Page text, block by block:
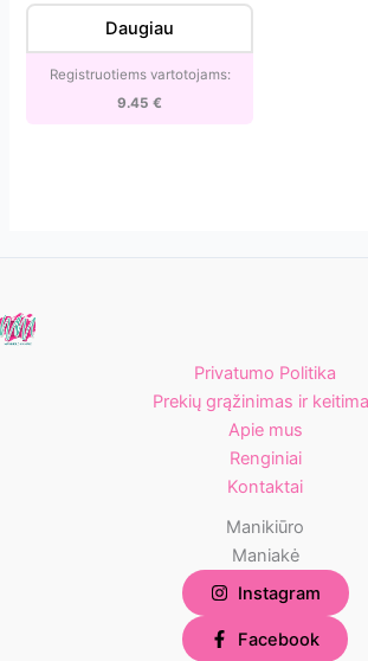
Daugiau
Registruotiems vartotojams:
9.45€
Privatumo Politika
Prekių grąžinimas ir
Apie mus
Renginiai
Kontaktai
Manikiūro
Maniakė
Instagram
Facebook